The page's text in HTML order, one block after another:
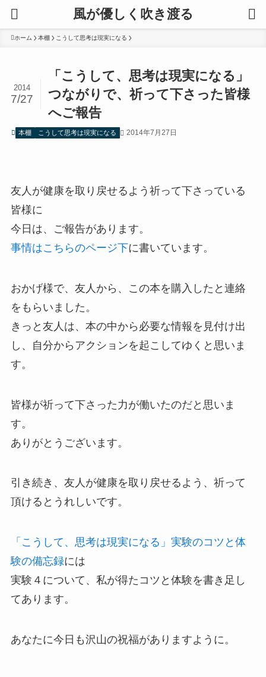
風が優しく吹き渡る
ホーム 本棚 こうして思考は現実になる
「こうして、思考は現実になる」
つながりで、祈って下さった皆様
へご報告
2014
7/27
本棚 こうして思考は現実になる 2014年7月27日
友人が健康を取り戻せるよう祈って下さっている
皆様に
今日は、ご報告があります。
事情はこちらのページ下に書いています。
おかげ様で、友人から、この本を購入したと連絡
をもらいました。
きっと友人は、本の中から必要な情報を見付け出
し、自分からアクションを起こしてゆくと思いま
す。
皆様が祈って下さった力が働いたのだと思いま
す。
ありがとうございます。
引き続き、友人が健康を取り戻せるよう、祈って
頂けるとうれしいです。
「こうして、思考は現実になる」実験のコツと体
験の備忘録には
実験４について、私が得たコツと体験を書き足し
てあります。
あなたに今日も沢山の祝福がありますように。